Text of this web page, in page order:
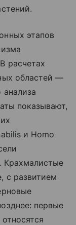
этапов
расчетах
областей —
показывают,
и Homo
Крахмалистые
с развитием
первые